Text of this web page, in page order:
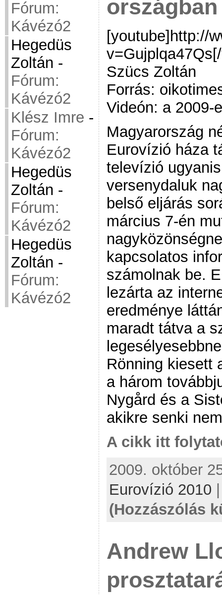
Fórum:
Kávézó2
Hegedüs
Zoltán -
Fórum:
Kávézó2
Klész Imre -
Fórum:
Kávézó2
Hegedüs
Zoltán -
Fórum:
Kávézó2
Hegedüs
Zoltán -
Fórum:
Kávézó2
[youtube]http://
Szücs Zoltán
Forrás:
Videón: a 2009-
Magyarország
Eurovízió háza
televízió
versenydaluk
belső eljárás
március 7-én
kapcsolatos
számolnak be.
lezárta az
eredménye
maradt tátva a
Rönning kiesett
a három
Nygård és a
akikre senki
A cikk itt
2009. október
Eurovízió 2010
(Hozzászólás
Andrew